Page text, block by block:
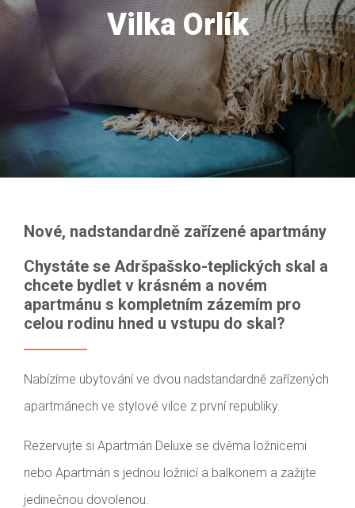
Vilka Orlík
Nové, nadstandardně zařízené apartmány
Chystáte se Adršpašsko-teplických skal a
chcete bydlet v krásném a novém
apartmánu s kompletním zázemím pro
celou rodinu hned u vstupu do skal?
Nabízíme ubytování ve dvou nadstandardně zařízených
apartmánech ve stylové vilce z první republiky.
Rezervujte si Apartmán Deluxe se dvěma ložnicemi
nebo Apartmán s jednou ložnicí a balkonem a zažijte
jedinečnou dovolenou.